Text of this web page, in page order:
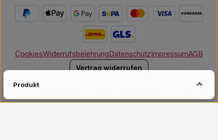
© 2026 Happy Balloon - Ballons & Partydeko aus Hamburg
CookiesWiderrufsbelehrungDatenschutzImpressumAGB
Vertrag widerrufen
Produkt